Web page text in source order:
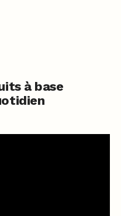
à base